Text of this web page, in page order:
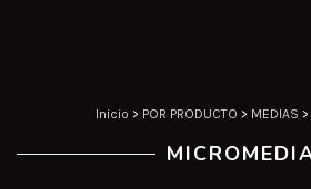
Inicio > POR PRODUCTO > MEDIAS >